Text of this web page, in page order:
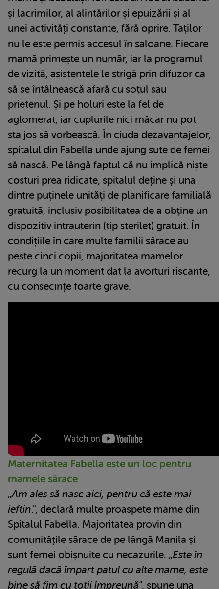
și lacrimilor, al alintărilor și epuizării și al
unei activități constante, fără oprire. Taților
nu le este permis accesul în saloane. Fiecare
mamă primește un număr, iar la programul
de vizită, asistentele le strigă prin difuzor ca
să se întâlnească afară cu soțul sau
prietenul. Și pe holuri este la fel de
aglomerat, iar cuplurile nici măcar nu pot
sta jos să vorbească. În ciuda dezavantajelor,
spitalul din Fabella unde ajung sute de femei
să nască. Pe lângă faptul că nu implică niște
costuri prea ridicate, spitalul deține și una
dintre puținele unități de planificare familială
gratuită, inclusiv posibilitatea de a obține un
dispozitiv intrauterin (tip sterilet) gratuit. În
condițiile în care multe familii sărace au
peste cinci copii, majoritatea mamelor
recurg la un moment dat la avorturi riscante,
cu consecințe foarte grave.
Maternitatea Fabella este un loc pentru
mamele sărace
„Am ales să nasc aici, pentru că este mai
ieftin.", declară multe proaspete mame din
Spitalul Fabella. Majoritatea provin din
comunitățile sărace de pe lângă Manila și
sunt femei obișnuite cu necazurile. „Este în
regulă dacă împart patul cu alte mame, este
bine să fim cu toții împreună", spune una